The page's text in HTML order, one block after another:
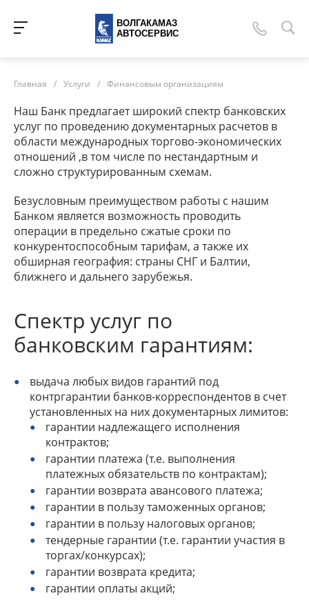
ВОЛГАКАМАЗ
АВТОСЕРВИС
Главная / Услуги / Финансовым организациям
Наш Банк предлагает широкий спектр банковских
услуг по проведению документарных расчетов в
области международных торгово-экономических
отношений ,в том числе по нестандартным и
сложно структурированным схемам.
Безусловным преимуществом работы с нашим
Банком является возможность проводить
операции в предельно сжатые сроки по
конкурентоспособным тарифам, а также их
обширная география: страны СНГ и Балтии,
ближнего и дальнего зарубежья.
Спектр услуг по
банковским гарантиям:
выдача любых видов гарантий под
контргарантии банков-корреспондентов в счет
установленных на них документарных лимитов:
гарантии надлежащего исполнения
контрактов;
гарантии платежа (т.е. выполнения
платежных обязательств по контрактам);
гарантии возврата авансового платежа;
гарантии в пользу таможенных органов;
гарантии в пользу налоговых органов;
тендерные гарантии (т.е. гарантии участия в
торгах/конкурсах);
гарантии возврата кредита;
гарантии оплаты акций;